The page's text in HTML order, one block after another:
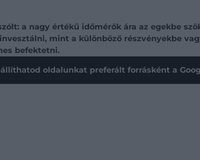
a nagy értékű időmérők ára az egekbe
mint a különböző részvényekbe
befektetni.
oldalunkat preferált forrásként a